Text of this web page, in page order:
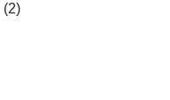
2